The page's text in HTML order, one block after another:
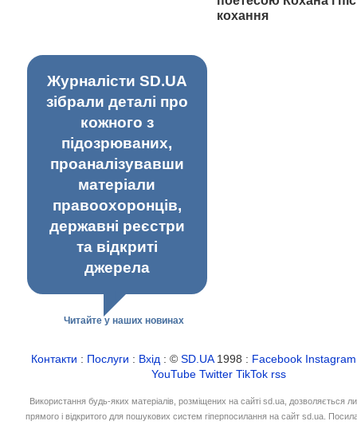
кохання
Журналісти SD.UA
зібрали деталі про
кожного з
підозрюваних,
проаналізувавши
матеріали
правоохоронців,
державні реєстри
та відкриті
джерела
Читайте у наших новинах
Контакти : Послуги : Вхід : ©SD.UA1998 : Facebook Instagram
YouTube Twitter TikTok rss
Використання будь-яких матеріалів, розміщених на сайті sd.ua, дозволяється
прямого і відкритого для пошукових систем гіперпосилання на сайт sd.ua.